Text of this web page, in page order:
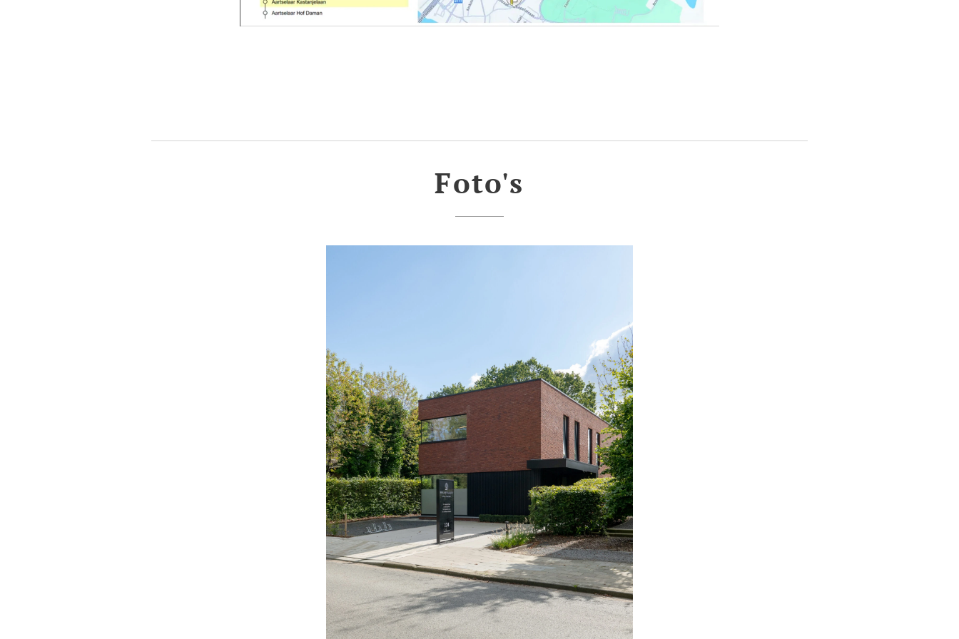
Heeft u toch vroeger nood aan uw chronische medicatie (dit wil zeggen
Kijk daarom voor de raadpleging steeds na of er documenten zijn die
verzekeringspapieren moeten ingevuld worden.
6. Dr. Lieven Roelandts en dr. Nathalie De Maeyer behouden hun telefonisch moment
tussen 13u en 14u en zijn daarbuiten niet bereikbaar voor resultaat besprekingen e.d.
Foto's